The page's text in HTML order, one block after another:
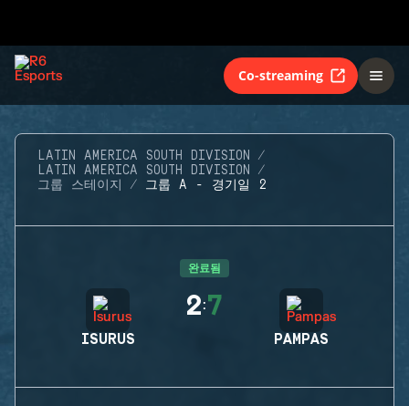
Co-streaming
LATIN AMERICA SOUTH DIVISION
LATIN AMERICA SOUTH DIVISION
그룹 스테이지
그룹 A - 경기일 2
완료됨
ISURUS
2:7
PAMPAS